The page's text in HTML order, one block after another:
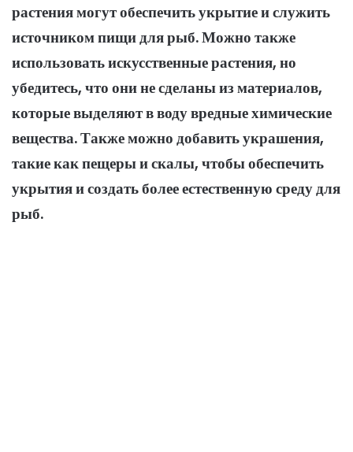
растения могут обеспечить укрытие и служить
источником пищи для рыб. Можно также
использовать искусственные растения, но
убедитесь, что они не сделаны из материалов,
которые выделяют в воду вредные химические
вещества. Также можно добавить украшения,
такие как пещеры и скалы, чтобы обеспечить
укрытия и создать более естественную среду для
рыб.